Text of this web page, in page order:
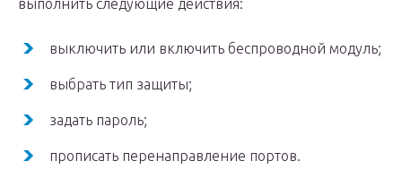
выполнить следующие действия:
выключить или включить беспроводной модуль;
выбрать тип защиты;
задать пароль;
прописать перенаправление портов.